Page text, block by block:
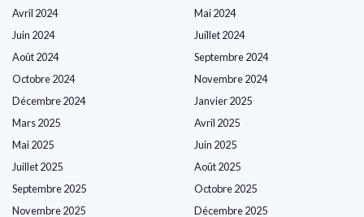
Avril 2024
Mai 2024
Juin 2024
Juillet 2024
Août 2024
Septembre 2024
Octobre 2024
Novembre 2024
Décembre 2024
Janvier 2025
Mars 2025
Avril 2025
Mai 2025
Juin 2025
Juillet 2025
Août 2025
Septembre 2025
Octobre 2025
Novembre 2025
Décembre 2025